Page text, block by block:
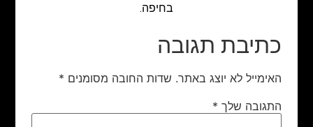
בחיפה.
כתיבת תגובה
האימייל לא יוצג באתר. שדות החובה מסומנים *
התגובה שלך *